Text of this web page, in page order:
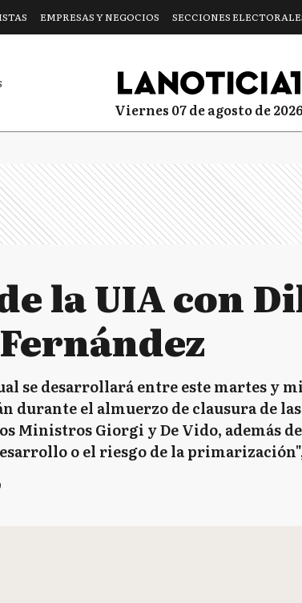
EMPRESAS Y NEGOCIOS SECCIONES
viernes 07 de agosto de 2026
la UIA con
se desarrollará entre este martes y
durante el almuerzo de clausura de
Ministros Giorgi y De Vido, además
o el riesgo de la